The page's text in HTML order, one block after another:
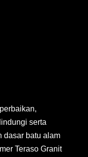
serta
dasar batu alam
Teraso Granit